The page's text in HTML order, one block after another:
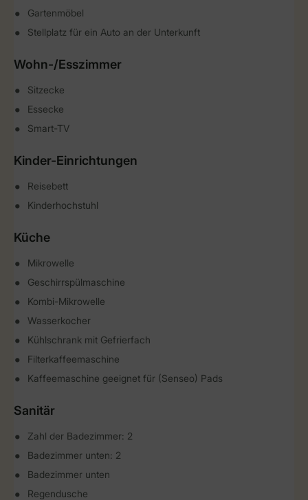
Gartenmöbel
Stellplatz für ein Auto an der Unterkunft
Wohn-/Esszimmer
Sitzecke
Essecke
Smart-TV
Kinder-Einrichtungen
Reisebett
Kinderhochstuhl
Küche
Mikrowelle
Geschirrspülmaschine
Kombi-Mikrowelle
Wasserkocher
Kühlschrank mit Gefrierfach
Filterkaffeemaschine
Kaffeemaschine geeignet für (Senseo) Pads
Sanitär
Zahl der Badezimmer: 2
Badezimmer unten: 2
Badezimmer unten
Regendusche